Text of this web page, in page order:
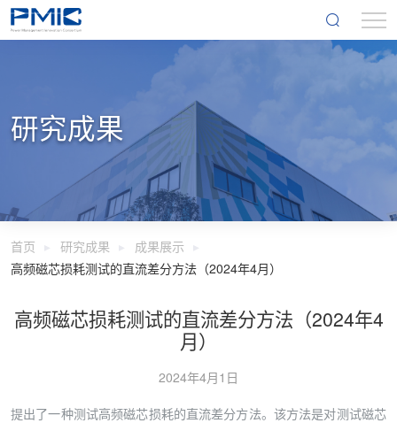
研究成果
首页 研究成果
成果展示
高频磁芯损耗测试的直流差分方法（2024年4月）
高频磁芯损耗测试的直流差分方法（2024年4
月）
2024年4月1日
提出了一种测试高频磁芯损耗的直流差分方法。该方法是对测试磁芯